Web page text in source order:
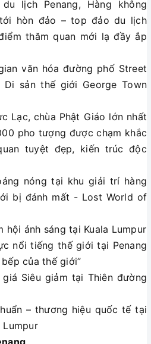
lịch Penang, Hàng không
hòn đảo – top đảo du lịch
thăm quan mới lạ đầy ắp
văn hóa đường phố Street
sản thế giới George Town
Lạc, chùa Phật Giáo lớn nhất
pho tượng được chạm khắc
tuyệt đẹp, kiến trúc độc
nóng tại khu giải trí hàng
bị đánh mất - Lost World of
hội ánh sáng tại Kuala Lumpur
nổi tiếng thế giới tại Penang
của thế giới”
giá Siêu giảm tại Thiên đường
– thương hiệu quốc tế tại
Lumpur